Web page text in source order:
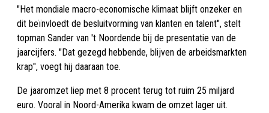
"Het mondiale macro-economische klimaat blijft onzeker en
dit beïnvloedt de besluitvorming van klanten en talent", stelt
topman Sander van 't Noordende bij de presentatie van de
jaarcijfers. "Dat gezegd hebbende, blijven de arbeidsmarkten
krap", voegt hij daaraan toe.
De jaaromzet liep met 8 procent terug tot ruim 25 miljard
euro. Vooral in Noord-Amerika kwam de omzet lager uit.